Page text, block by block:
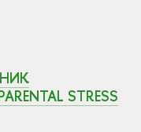
STRESS